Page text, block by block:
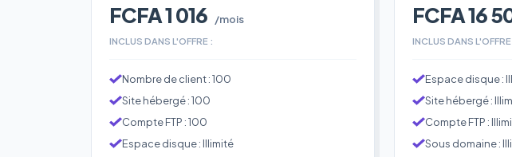
FCFA 1 016 /mois
INCLUS DANS L'OFFRE :
Nombre de client : 100
Site hébergé : 100
Compte FTP : 100
Espace disque : Illimité
FCFA 16
INCLUS DANS L'OFFRE
Espace disque :
Site hébergé :
Compte FTP :
Sous domaine :